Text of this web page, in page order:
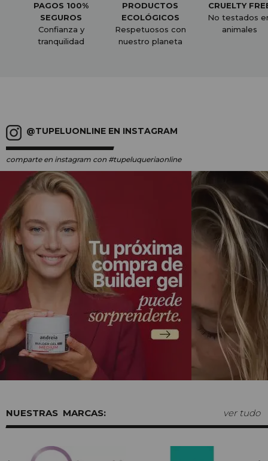
PAGOS 100%
SEGUROS
Confianza y
tranquilidad
PRODUCTOS
ECOLÓGICOS
Respetuosos con
nuestro planeta
CRUELTY
No testados
animales
@TUPELUONLINE EN INSTAGRAM
comparte en instagram con #tupeluqueriaonline
MARCAS: ver tudo